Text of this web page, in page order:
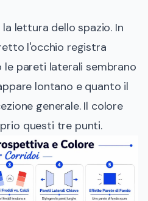
lettura dello spazio. In
l'occhio registra
pareti laterali sembrano
lontano e quanto il
generale. Il colore
questi tre punti.